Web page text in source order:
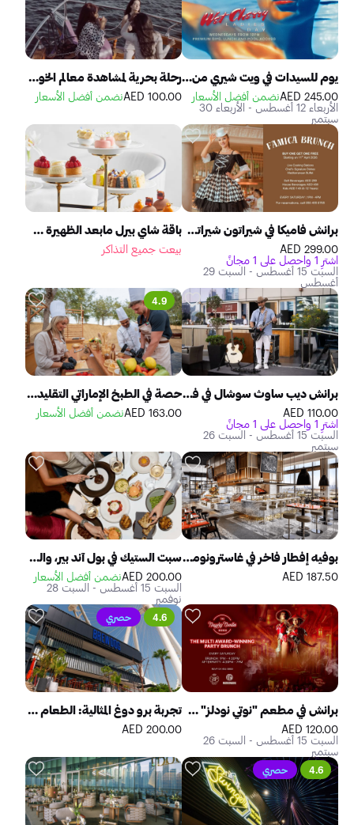
يوم للسيدات في ويت شيري من فايف لوكسي جميرا بيتش ريزيدنس
245.00 AED
نضمن أفضل الأسعار
الأربعاء 12 أغسطس - الأربعاء 30
سبتمبر
رحلة بحرية لمشاهدة معالم الخور مع وجبات بيتزا غير محدودة
100.00 AED نضمن أفضل الأسعار
برانش فاميكا في شيراتون شيراتون جميرا بيتش ريزيدنس
299.00 AED
اشترِ 1 واحصل على 1 مجانً
السبت 15 أغسطس - السبت 29
أغسطس
باقة شاي بيرل مابعد الظهيرة في بلاتوس أتلانتس النخلة
بيعت جميع التذاكر
برانش ديب ساوث سوشال في فايرليك غريل هاوس
110.00 AED
اشترِ 1 واحصل على 1 مجانً
السبت 15 أغسطس - السبت 26
سبتمبر
4.9
حصة في الطبخ الإماراتي التقليدي والعشاء البدوي
163.00 AED نضمن أفضل الأسعار
بوفيه إفطار فاخر في غاسترونومي أتلانتس ذا رويال
187.50 AED
سبت الستيك في بول آند بير، والدورف أستوريا مركز دبي المالي العالمي
200.00 AED
نضمن أفضل الأسعار
السبت 15 أغسطس - السبت 28
نوفمبر
برانش في مطعم "نوتي نودلز" من "فايف
120.00 AED
السبت 15 أغسطس - السبت 26
سبتمبر
4.6 حصري
تجربة برو دوغ المثالية: الطعام والمشروبات وتذوّق البيرة
200.00 AED
4.6 حصري